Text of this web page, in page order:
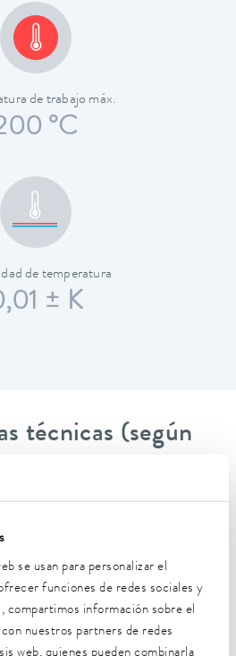
se usan para personalizar el
funciones de redes sociales y
compartimos información sobre el
nuestros partners de redes
web, quienes pueden combinarla
de trabajo máx.
°C
de temperatura
± K
técnicas (según
funcionamiento